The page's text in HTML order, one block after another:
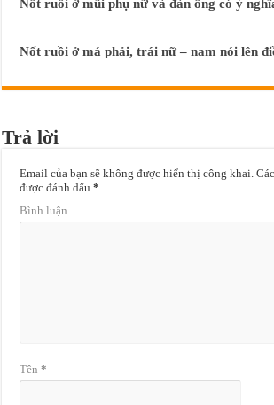
Nốt ruồi ở mũi phụ nữ và đàn ông có ý
Nốt ruồi ở má phải, trái nữ – nam nói lên
Trả lời
Email của bạn sẽ không được hiển thị công khai.
được đánh dấu*
Bình luận
Tên*